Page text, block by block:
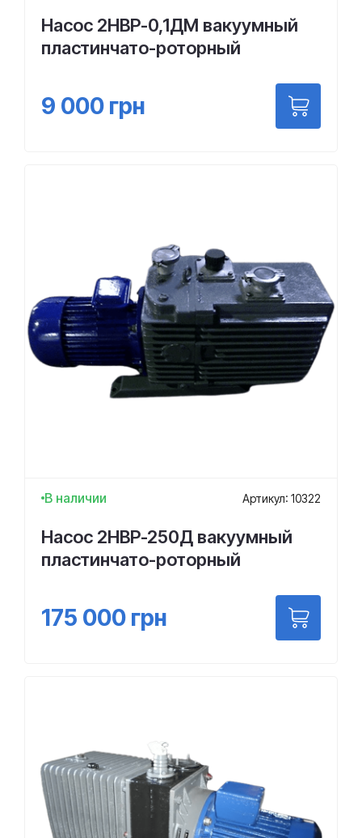
Насос 2НВР-0,1ДМ вакуумный
пластинчато-роторный
9 000 грн
В наличии Артикул: 10322
Насос 2НВР-250Д вакуумный
пластинчато-роторный
175 000 грн